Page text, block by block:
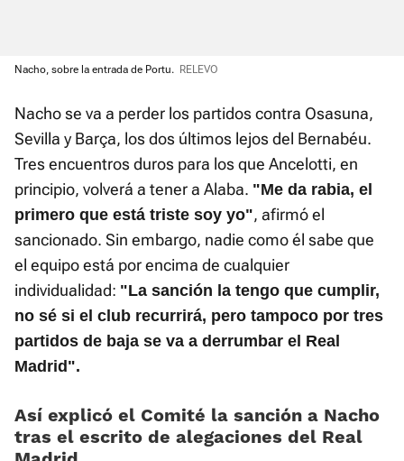
Nacho, sobre la entrada de Portu. RELEVO
Nacho se va a perder los partidos contra Osasuna,
Sevilla y Barça, los dos últimos lejos del Bernabéu.
Tres encuentros duros para los que Ancelotti, en
principio, volverá a tener a Alaba. "Me da rabia, el
primero que está triste soy yo", afirmó el
sancionado. Sin embargo, nadie como él sabe que
el equipo está por encima de cualquier
individualidad: "La sanción la tengo que cumplir,
no sé si el club recurrirá, pero tampoco por tres
partidos de baja se va a derrumbar el Real
Madrid".
Así explicó el Comité la sanción a Nacho
tras el escrito de alegaciones del Real